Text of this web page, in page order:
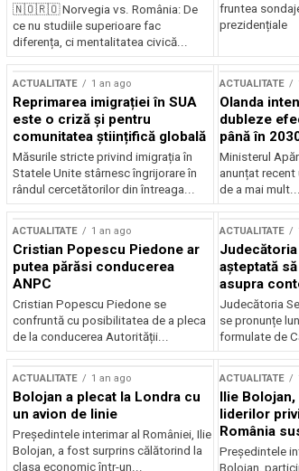
🇳🇴🇷🇴 Norvegia vs. România: De
ce nu studiile superioare fac
diferența, ci mentalitatea civică...
fruntea
ACTUALITATE 1 an ago
Reprimarea imigrației în SUA
este o criză și pentru
comunitatea științifică globală
Măsurile stricte privind imigrația în
Statele Unite stârnesc îngrijorare în
rândul cercetătorilor din întreaga...
ACTUALITATE
Olanda
dubleze
până în
Ministerul
anunțat
de a mai mult...
ACTUALITATE 1 an ago
Cristian Popescu Piedone ar
putea părăsi conducerea
ANPC
Cristian Popescu Piedone se
confruntă cu posibilitatea de a pleca
de la conducerea Autorității...
ACTUALITATE
așteptată
asupra
judiciar
Judecătoria
se pronunțe
formulate de
ACTUALITATE 1 an ago
Bolojan a plecat la Londra cu
un avion de linie
Președintele interimar al României, Ilie
Bolojan, a fost surprins călătorind la
clasa economic într-un...
ACTUALITATE
Ilie
liderilor
România
și stabilitate
Președintele
Bolojan,